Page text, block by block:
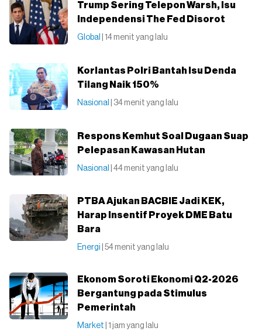
Trump Sering Telepon Warsh, Isu
Independensi The Fed Disorot
Global | 14 menit yang lalu
Korlantas Polri Bantah Isu Denda
Tilang Naik 150%
Nasional | 34 menit yang lalu
Respons Kemhut Soal Dugaan Suap
Pelepasan Kawasan Hutan
Nasional | 44 menit yang lalu
PTBA Ajukan BACBIE Jadi KEK,
Harap Insentif Proyek DME Batu
Bara
Energi | 54 menit yang lalu
Ekonom Soroti Ekonomi Q2-2026
Bergantung pada Stimulus
Pemerintah
Market | 1 jam yang lalu